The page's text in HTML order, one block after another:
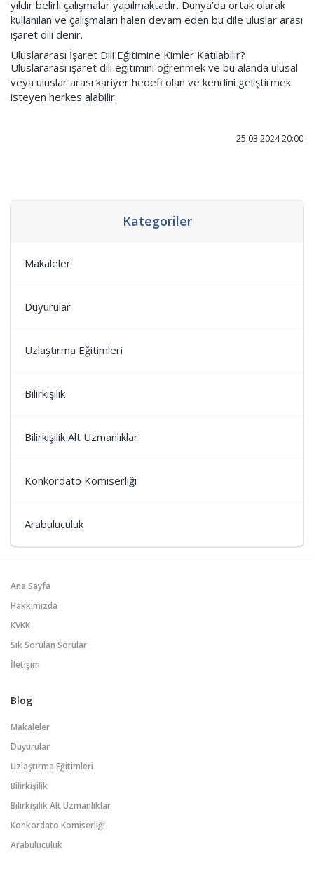
Kategoriler
Makaleler
Duyurular
Uzlaştırma Eğitimleri
Bilirkişilik
Bilirkişilik Alt Uzmanlıklar
Konkordato Komiserliği
Arabuluculuk
yıldır belirli çalışmalar yapılmaktadır. Dünya’da ortak olarak
kullanılan ve çalışmaları halen devam eden bu dile uluslar arası
işaret dili denir.
Uluslararası İşaret Dili Eğitimine Kimler Katılabilir?
Uluslararası işaret dili eğitimini öğrenmek ve bu alanda ulusal
veya uluslar arası kariyer hedefi olan ve kendini geliştirmek
isteyen herkes alabilir.
25.03.2024 20:00
Ana Sayfa
Hakkımızda
KVKK
Sık Sorulan Sorular
İletişim
Blog
Makaleler
Duyurular
Uzlaştırma Eğitimleri
Bilirkişilik
Bilirkişilik Alt Uzmanlıklar
Konkordato Komiserliği
Arabuluculuk